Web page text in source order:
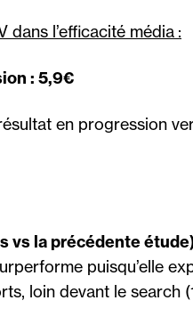
l’efficacité média :
: 5,9€
en progression
vs la précédente
puisqu’elle
loin devant le search